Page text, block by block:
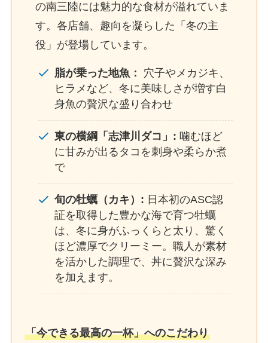
の南三陸には魅力的な食材が溢れていま
す。各店舗、趣向を凝らした「冬の主
役」が登場しています。
脂が乗った地魚：
穴子やメカジキ、
ヒラメなど、冬に美味しさが増す白
身魚の贅沢な盛り合わせ
東の横綱「志津川ダコ」: 噛むほど
に甘みが出るタコを刺身や柔らか煮
で
旬の牡蠣（カキ）: 日本初のASC認
証を取得した豊かな海で育つ牡蠣
は、冬に身がふっくらと太り、驚く
ほど濃厚でクリーミー。職人が素材
を活かした調理で、丼に贅沢な深み
を加えます。
「今できる最高の一杯」へのこだわり